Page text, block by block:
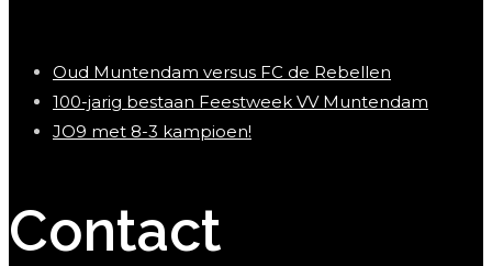
Oud Muntendam versus FC de Rebellen
100-jarig bestaan Feestweek VV Muntendam
JO9 met 8-3 kampioen!
Contact